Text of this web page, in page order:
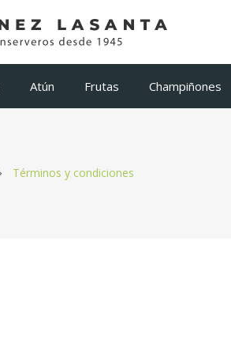
Atún Frutas Champiñones
Términos y condiciones